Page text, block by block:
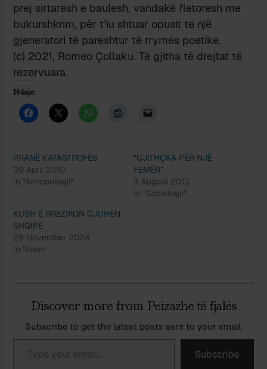
prej sirtarësh e baulesh, vandakë fletoresh me
bukurshkrim, për t’iu shtuar opusit të një
gjeneratori të pareshtur të rrymës poetike.
(c) 2021, Romeo Çollaku. Të gjitha të drejtat të
rezervuara.
Ndaje:
PRANË KATASTROFËS
30 April 2010
In "Antropologji"
“GJITHÇKA PËR NJË
FEMËR”
3 August 2013
In "Sociologji"
KUSH E RREZIKON GJUHËN
SHQIPE
29 November 2024
In "Arsim"
Discover more from Peizazhe të fjalës
Subscribe to get the latest posts sent to your email.
Type your email…
Subscribe